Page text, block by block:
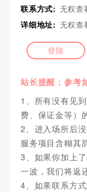
联系方式: 无权查
详细地址: 无权查
登陆
站长提醒：参考
1、所有没有见
费、保证金等）
2、进入场所后
服务项目含糊其
3、如果你加上
一波，我们将返
4、如果联系方